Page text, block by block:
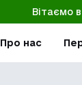
Вітаємо
Про нас